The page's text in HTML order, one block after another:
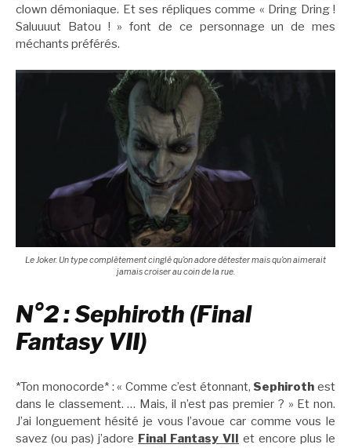
clown démoniaque. Et ses répliques comme « Dring Dring !
Saluuuut Batou ! » font de ce personnage un de mes
méchants préférés.
Le Joker. Un type complètement cinglé qu’on adore détester mais qu’on aimerait
jamais croiser au coin de la rue.
N°2 : Sephiroth (Final
Fantasy VII)
*Ton monocorde* : « Comme c’est étonnant, Sephiroth est
dans le classement. … Mais, il n’est pas premier ? » Et non.
J’ai longuement hésité je vous l’avoue car comme vous le
savez (ou pas) j’adore Final Fantasy VII
et encore plus le